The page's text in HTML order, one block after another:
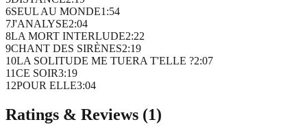
6SEUL AU MONDE1 :54
7J'ANALYSE2:04
8LA MORT INTERLUDE2:22
9CHANT DES SIRÈNES2:19
10LA SOLITUDE ME TUERA T'ELLE ?2:07
11CE SOIR3:19
12POUR ELLE3:04
Ratings & Reviews (1)